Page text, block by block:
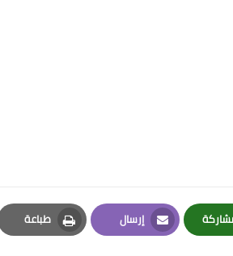
إرسال
Email
طباعة
Print